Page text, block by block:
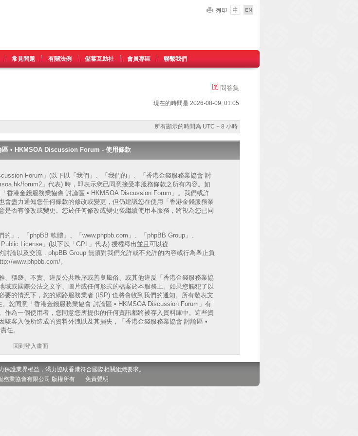
常見問題 有關法例 儲蓄互助社 會員專區 聯繫我們
問答集
現在的時間是 2026-08-09, 01:05
所有顯示的時間為 UTC + 8 小時
區 • HKMSOA Discussion Forum - 使用條款
Forum」(以下以「我們」、「我們的」、「香港金錢服務業協會 討
forum2」代表) 時，即表示您已同意接受本服務條款之所有內容。如
香港金錢服務業協會 討論區 • HKMSOA Discussion Forum」。我們或許
盡力通知您任何條款的修改或變更，但仍建議您在使用「香港金錢服務業
否有修改或變更。您於任何修改或變更後繼續使用本服務，將視為您已同
」、「phpBB 軟體」、「www.phpbb.com」、「phpBB Group」、
License」(以下以「GPL」代表) 授權釋出並且可以從
論以及交流，phpBB Group 無須對我們允許或不允許的內容或行為舉止負
www.phpbb.com/。
猥褻、不實、違反公共秩序或善良風俗、或其他違反「香港金錢服務業協
或國際公法之文字、圖片或任何形式的檔案於本服務上。如果您觸犯了以
的情況下，您的網路服務業者 (ISP) 也將會收到我們的通知。所有發表文
您同意「香港金錢服務業協會 討論區 • HKMSOA Discussion Forum」有
為一個使用者，您同意您所提供的任何資訊都將被存入資料庫中。這些資
客入侵所造成的資料外洩以及其損失，「香港金錢服務業協會 討論區 •
任。
回到登入畫面
保護業界權益，竭力協助香港符合國際相關組織要求。
務業協會有限公司 版權所有 免責聲明